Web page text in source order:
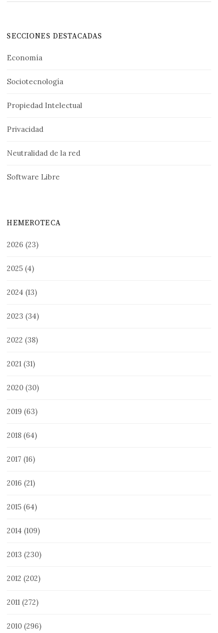
SECCIONES DESTACADAS
Economía
Sociotecnología
Propiedad Intelectual
Privacidad
Neutralidad de la red
Software Libre
HEMEROTECA
2026 (23)
2025 (4)
2024 (13)
2023 (34)
2022 (38)
2021 (31)
2020 (30)
2019 (63)
2018 (64)
2017 (16)
2016 (21)
2015 (64)
2014 (109)
2013 (230)
2012 (202)
2011 (272)
2010 (296)